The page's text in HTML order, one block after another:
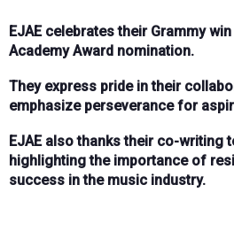
EJAE celebrates their Grammy
Academy Award nomination.
They express pride in their
emphasize perseverance for
EJAE also thanks their co-writing
highlighting the importance of
success in the music industry.